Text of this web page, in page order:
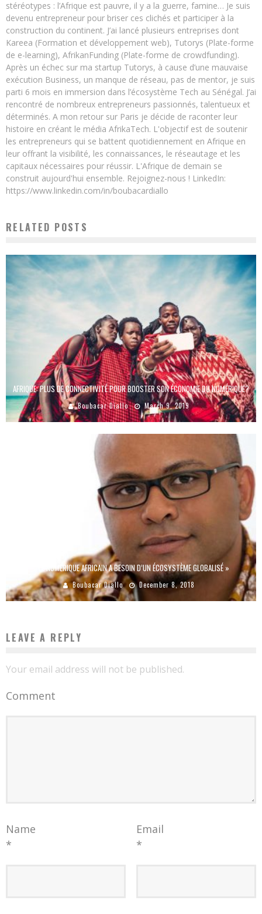
stéréotypes : l’Afrique est pauvre, il y a la guerre, famine… Je suis
devenu entrepreneur pour briser ces clichés et participer à la
construction du continent. J’ai lancé plusieurs entreprises dont
Kareea (Formation et développement web), Tutorys (Plate-forme
de e-learning), AfrikanFunding (Plate-forme de crowdfunding).
Après un échec sur ma startup Tutorys, à cause d’une mauvaise
exécution Business, un manque de réseau, pas de mentor, je suis
parti 6 mois en immersion dans l’écosystème Tech au Sénégal. J’ai
rencontré de nombreux entrepreneurs passionnés, talentueux et
déterminés. A mon retour sur Paris je décide de raconter leur
histoire en créant le média AfrikaTech. L'objectif est de soutenir
les entrepreneurs qui se battent quotidiennement en Afrique en
leur offrant la visibilité, les connaissances, le réseautage et les
capitaux nécessaires pour réussir. L'Afrique de demain se
construit aujourd'hui ensemble. Rejoignez-nous ! LinkedIn:
https://www.linkedin.com/in/boubacardiallo
RELATED POSTS
AFRIQUE: PLUS DE CONNECTIVITÉ POUR BOOSTER SON ÉCONOMIE DU NUMÉRIQUE?
Boubacar Diallo March 9, 2019
« LE NUMÉRIQUE AFRICAIN A BESOIN D’UN ÉCOSYSTÈME GLOBALISÉ »
Boubacar Diallo December 8, 2018
LEAVE A REPLY
Your email address will not be published.
Comment
Name
*
Email
*